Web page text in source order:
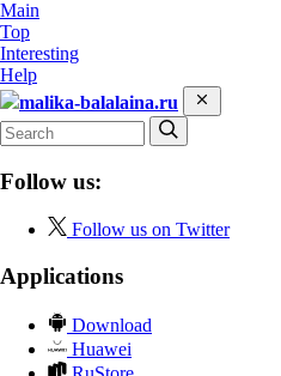
Main
Top
Interesting
Help
malika-balalaina.ru
Follow us:
Follow us on Twitter
Applications
Download
Huawei